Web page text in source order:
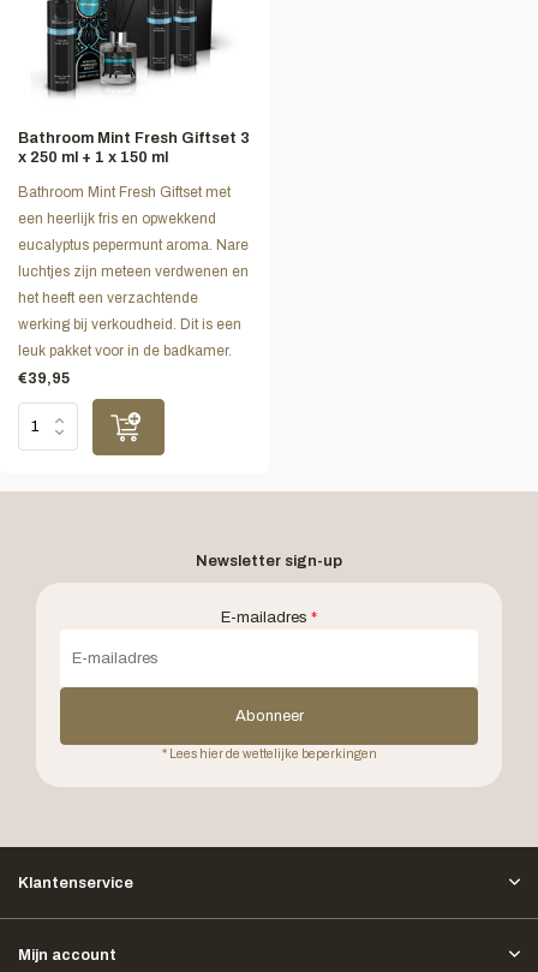
Bathroom Mint Fresh Giftset 3
x 250 ml + 1 x 150 ml
Bathroom Mint Fresh Giftset met
een heerlijk fris en opwekkend
eucalyptus pepermunt aroma. Nare
luchtjes zijn meteen verdwenen en
het heeft een verzachtende
werking bij verkoudheid. Dit is een
leuk pakket voor in de badkamer.
€39,95
Newsletter sign-up
E-mailadres *
Abonneer
* Lees hier de wettelijke beperkingen
Klantenservice
Mijn account